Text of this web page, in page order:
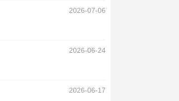
2026-07-06
2026-06-24
2026-06-17